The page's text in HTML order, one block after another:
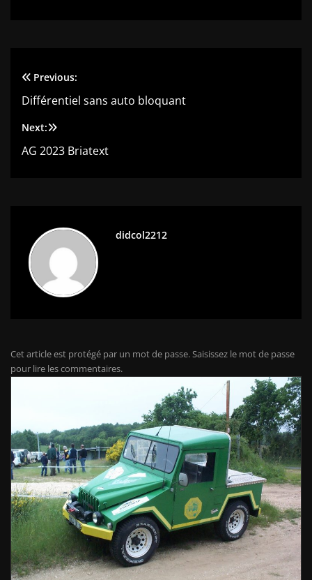
Navigation
de
l’article
Previous:
Différentiel sans auto bloquant
Next:
AG 2023 Briatext
didcol2212
Cet article est protégé par un mot de passe. Saisissez le mot de passe
pour lire les commentaires.